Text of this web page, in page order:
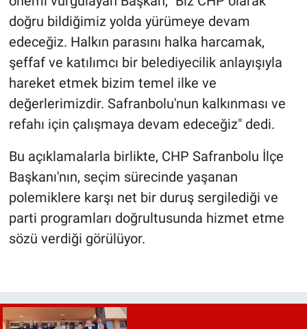
doğru bildiğimiz yolda yürümeye devam
edeceğiz. Halkın parasını halka harcamak,
şeffaf ve katılımcı bir belediyecilik anlayışıyla
hareket etmek bizim temel ilke ve
değerlerimizdir. Safranbolu'nun kalkınması ve
refahı için çalışmaya devam edeceğiz" dedi.
Bu açıklamalarla birlikte, CHP Safranbolu İlçe
Başkanı'nın, seçim sürecinde yaşanan
polemiklere karşı net bir duruş sergilediği ve
parti programları doğrultusunda hizmet etme
sözü verdiği görülüyor.